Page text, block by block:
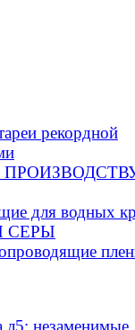
рекордной
для водных
СЕРЫ
л5: незаменимые